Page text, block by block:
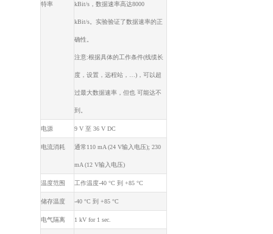
特率 kBit/s，数据速率高达8000
kBit/s。实验验证了数据速率的正
确性。
注意:根据具体的工作条件(线缆长
度，设置，远程站，…)，可以超
过最大数据速率，但也 可能达不
到。
电源 9 V 至 36 V DC
电流消耗 通常110 mA (24 V输入电压); 230
mA (12 V输入电压)
温度范围 工作温度-40 °C 到 +85 °C
储存温度 -40 °C 到 +85 °C
电气隔离 1 kV for 1 sec.